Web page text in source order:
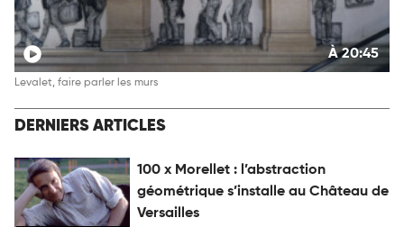
À 20:45
Levalet, faire parler les murs
DERNIERS ARTICLES
100 x Morellet : l’abstraction
géométrique s’installe au Château de
Versailles